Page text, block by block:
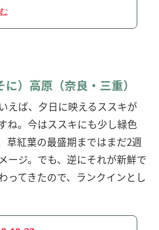
に）高原（奈良・三重）
えば、夕日に映えるススキが
ね。今はススキにも少し緑色
草紅葉の最盛期まではまだ2週
ージ。でも、逆にそれが新鮮で
ってきたので、ランクインとし